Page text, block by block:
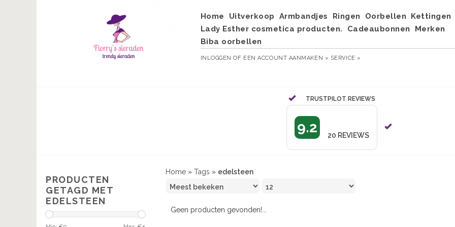
Home Uitverkoop Armbandjes Ringen Oorbellen
Kettingen
Lady Esther cosmetica producten.
Cadeaubonnen
Merken
Biba oorbellen
INLOGGEN OF EEN ACCOUNT AANMAKEN » SERVICE »
TRUSTPILOT REVIEWS
9.2 20 REVIEWS
PRODUCTEN
GETAGD MET
EDELSTEEN
Home » Tags » edelsteen
Geen producten gevonden!...